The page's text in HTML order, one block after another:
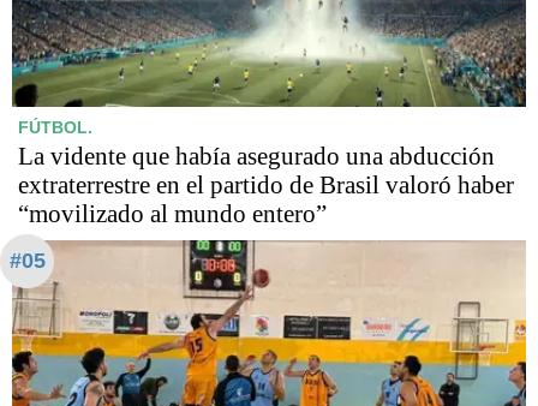
FÚTBOL.
La vidente que había asegurado una abducción
extraterrestre en el partido de Brasil valoró haber
“movilizado al mundo entero”
#05